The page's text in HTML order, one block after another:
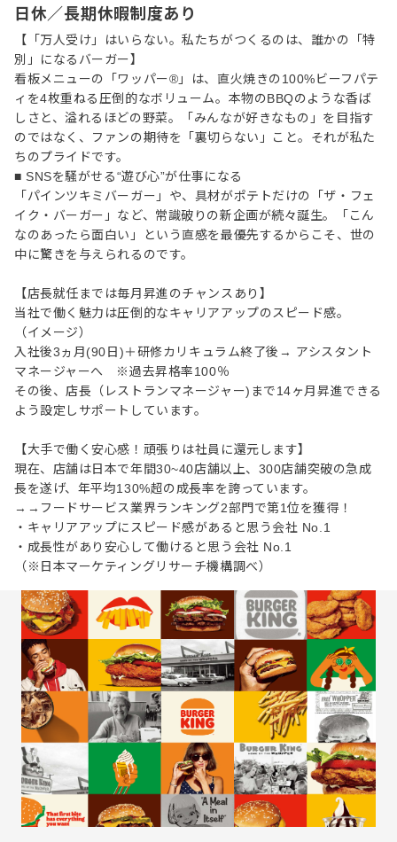
日休／長期休暇制度あり
【「万人受け」はいらない。私たちがつくるのは、誰かの「特
別」になるバーガー】
看板メニューの「ワッパー®」は、直火焼きの100%ビーフパテ
ィを4枚重ねる圧倒的なボリューム。本物のBBQのような香ば
しさと、溢れるほどの野菜。「みんなが好きなもの」を目指す
のではなく、ファンの期待を「裏切らない」こと。それが私た
ちのプライドです。
■ SNSを騒がせる“遊び心”が仕事になる
「パインツキミバーガー」や、具材がポテトだけの「ザ・フェ
イク・バーガー」など、常識破りの新企画が続々誕生。「こん
なのあったら面白い」という直感を最優先するからこそ、世の
中に驚きを与えられるのです。
【店長就任までは毎月昇進のチャンスあり】
当社で働く魅力は圧倒的なキャリアアップのスピード感。
（イメージ）
入社後3ヵ月(90日)＋研修カリキュラム終了後→ アシスタント
マネージャーへ ※過去昇格率100％
その後、店長（レストランマネージャー)まで14ヶ月昇進できる
よう設定しサポートしています。
【大手で働く安心感！頑張りは社員に還元します】
現在、店舗は日本で年間30~40店舗以上、300店舗突破の急成
⻑を遂げ、年平均130%超の成⻑率を誇っています。
→→フードサービス業界ランキング2部門で第1位を獲得！
・キャリアアップにスピード感があると思う会社 No.1
・成長性があり安心して働けると思う会社 No.1
（※日本マーケティングリサーチ機構調べ）